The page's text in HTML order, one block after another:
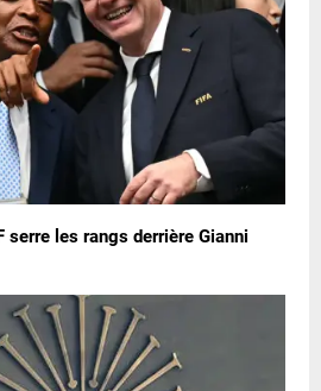
serre les rangs derrière Gianni